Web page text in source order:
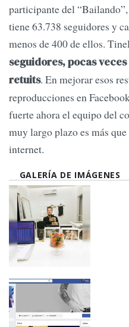
participante del
tiene 63.738 seguidores y
menos de 400 de ellos.
seguidores, pocas
retuits. En mejorar esos
reproducciones en
fuerte ahora el equipo del
muy largo plazo es más
internet.
GALERÍA DE IMÁGENES